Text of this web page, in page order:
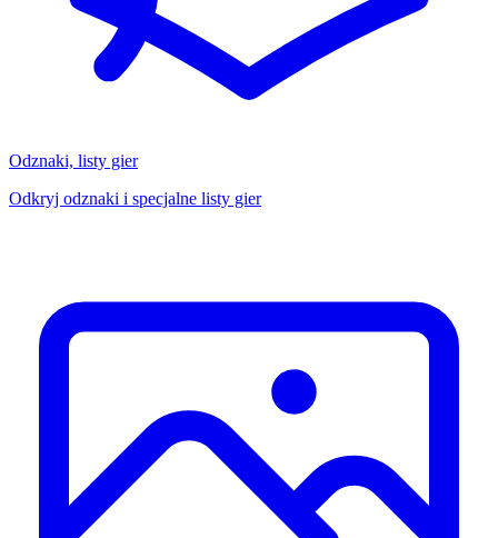
Odznaki, listy gier
Odkryj odznaki i specjalne listy gier